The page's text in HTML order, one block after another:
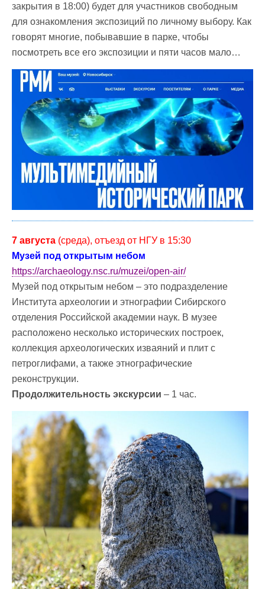
закрытия в 18:00) будет для участников свободным
для ознакомления экспозиций по личному выбору. Как
говорят многие, побывавшие в парке, чтобы
посмотреть все его экспозиции и пяти часов мало…
7 августа (среда), отъезд от НГУ в 15:30
Музей под открытым небом
https://archaeology.nsc.ru/muzei/open-air/
Музей под открытым небом – это подразделение
Института археологии и этнографии Сибирского
отделения Российской академии наук. В музее
расположено несколько исторических построек,
коллекция археологических изваяний и плит с
петроглифами, а также этнографические
реконструкции.
Продолжительность экскурсии – 1 час.